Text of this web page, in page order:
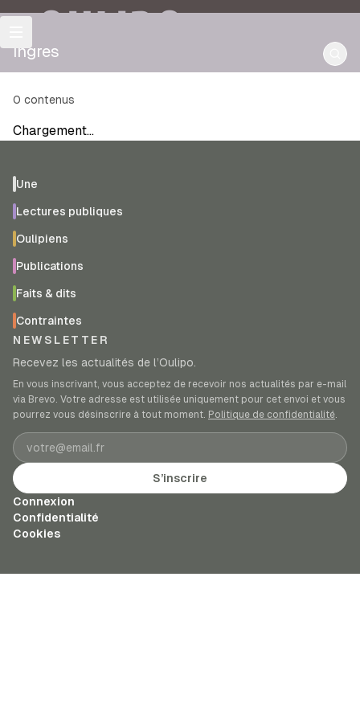
OULIPO
ingres
0 contenus
Chargement…
Une
Lectures publiques
Oulipiens
Publications
Faits & dits
Contraintes
NEWSLETTER
Recevez les actualités de l’Oulipo.
En vous inscrivant, vous acceptez de recevoir nos actualités par e-mail
via Brevo. Votre adresse est utilisée uniquement pour cet envoi et vous
pourrez vous désinscrire à tout moment. Politique de confidentialité.
Adresse e-mail
S’inscrire
Connexion
Confidentialité
Cookies